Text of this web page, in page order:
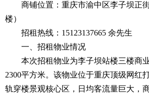
商铺位置：重庆市渝中区李子坝正
楼）
招租热线：15123137665 余先生
一、招租物业情况
本次招租物业为李子坝站楼三楼商
2300平方米。该物业位于重庆顶级网
轨穿楼景观核心区，日均客流量巨大，